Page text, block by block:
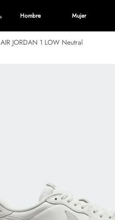
Hombre Mujer
AIR JORDAN 1 LOW Neutral